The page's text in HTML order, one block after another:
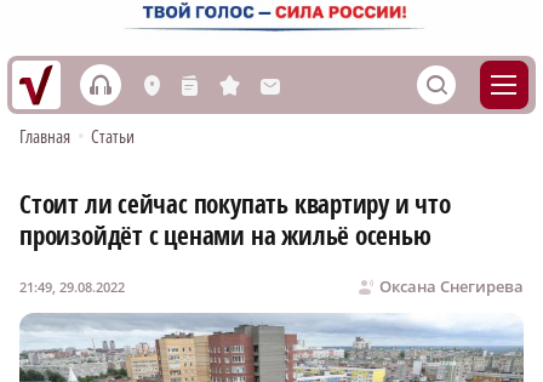
h L n s M S
Главная • Статьи
Стоит ли сейчас покупать квартиру и что
произойдёт с ценами на жильё осенью
Оксана Снегирева
21:49, 29.08.2022